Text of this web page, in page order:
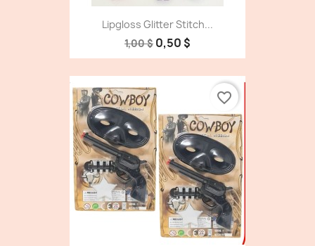
Lipgloss Glitter Stitch...
1,00 $ 0,50 $
favorite_border